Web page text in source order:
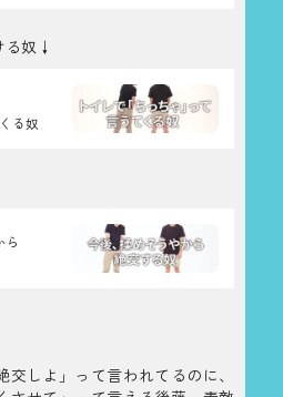
る奴↓
る奴
ら
交しよ」って言われてるのに、